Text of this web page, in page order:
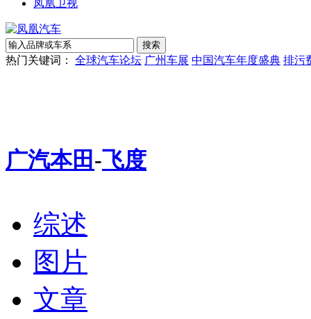
凤凰卫视
热门关键词： 全球汽车论坛 广州车展 中国汽车年度盛典 排污
广汽本田 -飞度
综述
图片
文章